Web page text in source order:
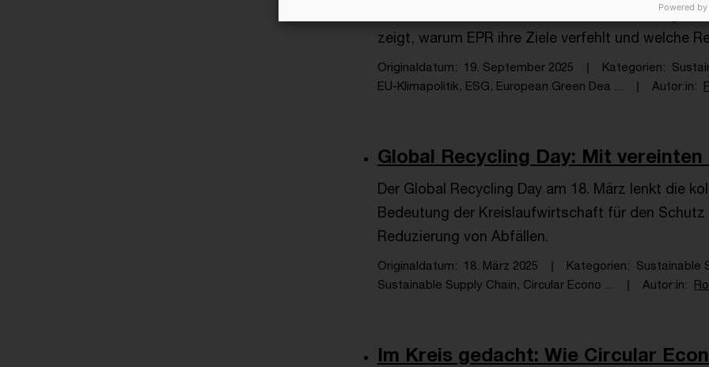
sein – doch in der Praxis bleibt sie oft
zeigt, warum EPR ihre Ziele verfehlt und welche
Originaldatum 19. September 2025 Kategorien
EU-Klimapolitik, ESG, European Green Dea ...
Autor:in
Global Recycling Day: Mit
Der Global Recycling Day am 18. März lenkt die
Bedeutung der Kreislaufwirtschaft für den
Reduzierung von Abfällen.
Originaldatum 18. März 2025 Kategorien Sustainable
Sustainable Supply Chain, Circular Econo ...
Autor:in
Im Kreis gedacht: Wie Circular
Powered by